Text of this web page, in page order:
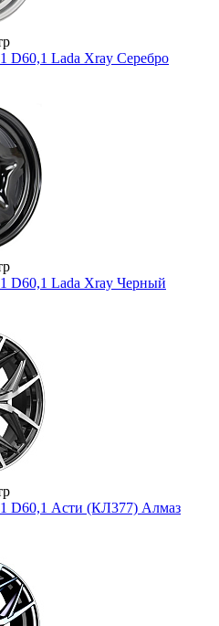
D60,1 Lada Xray Серебро
D60,1 Lada Xray Черный
D60,1 Асти (КЛ377) Алмаз